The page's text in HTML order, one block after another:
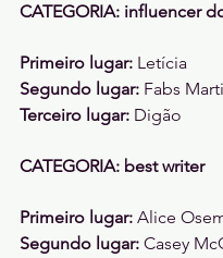
CATEGORIA: influencer
Primeiro lugar: Letícia
Segundo lugar: Fabs
Terceiro lugar: Digão
CATEGORIA: best writer
Primeiro lugar: Alice
Segundo lugar: Casey